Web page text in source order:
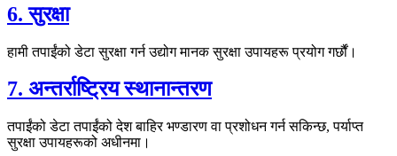
6. सुरक्षा
हामी तपाईंको डेटा सुरक्षा गर्न उद्योग मानक सुरक्षा उपायहरू प्रयोग गर्छौं।
7. अन्तर्राष्ट्रिय स्थानान्तरण
तपाईंको डेटा तपाईंको देश बाहिर भण्डारण वा प्रशोधन गर्न सकिन्छ, पर्याप्त
सुरक्षा उपायहरूको अधीनमा।